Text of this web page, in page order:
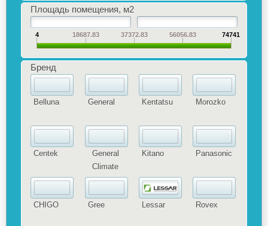
Площадь помещения, м2
4 18687.83 37372.83 56056.83 74741
Бренд
Belluna
Centek
CHIGO
General
General
Climate
Gree
Kentatsu
Kitano
Lessar
Morozko
Panasonic
Rovex